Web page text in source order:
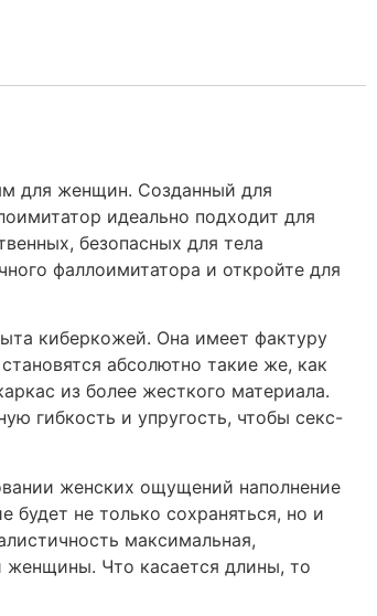
для женщин. Созданный для
идеально подходит для
безопасных для тела
фаллоимитатора и откройте для
киберкожей. Она имеет фактуру
абсолютно такие же, как
из более жесткого материала.
гибкость и упругость, чтобы секс-
женских ощущений наполнение
будет не только сохраняться, но и
максимальная,
женщины. Что касается длины, то